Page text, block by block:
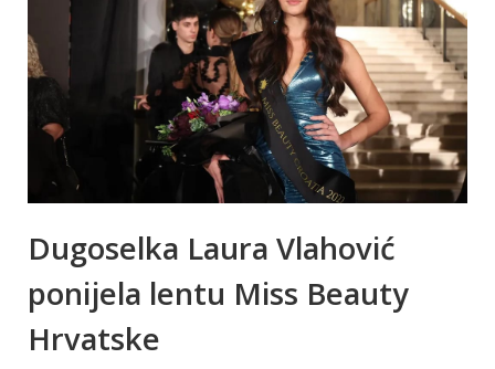
Dugoselka Laura Vlahović
ponijela lentu Miss Beauty
Hrvatske